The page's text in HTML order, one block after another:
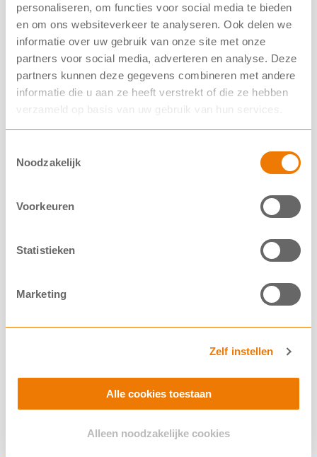
personaliseren, om functies voor social media te bieden
en om ons websiteverkeer te analyseren. Ook delen we
informatie over uw gebruik van onze site met onze
partners voor social media, adverteren en analyse. Deze
partners kunnen deze gegevens combineren met andere
informatie die u aan ze heeft verstrekt of die ze hebben
verzameld op basis van uw gebruik van hun services.
Noodzakelijk
Voorkeuren
Statistieken
Marketing
Zelf instellen
Alle cookies toestaan
Alleen noodzakelijke cookies
dit bericht is gebaseerd.
Onderzoek
Actueel
Nederlandse CF Registratie
Subsidies
Nederlands CF Trial Consortium
Altijd op de hoogte zijn van nieuws over
evenementen? Schrijf je dan in voor onze
Inschrijven »